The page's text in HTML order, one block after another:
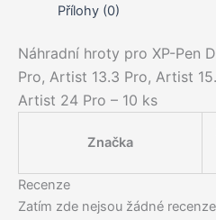
Přílohy (0)
Náhradní hroty pro XP-Pen
Pro, Artist 13.3 Pro, Artist
Artist 24 Pro – 10 ks
Značka
Recenze
Zatím zde nejsou žádné